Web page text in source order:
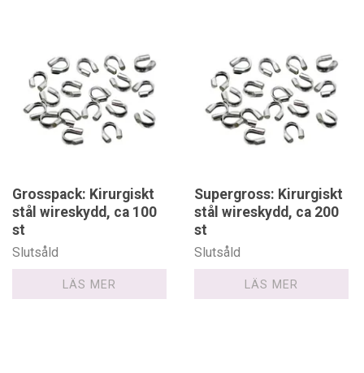
Grosspack: Kirurgiskt
stål wireskydd, ca 100
st
Slutsåld
LÄS MER
Supergross: Kirurgiskt
stål wireskydd, ca 200
st
Slutsåld
LÄS MER